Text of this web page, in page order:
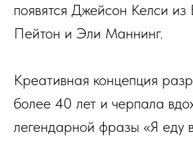
появятся Джейсон Келси из
Пейтон и Эли Маннинг.
Креативная концепция
более 40 лет и черпала
легендарной фразы «Я еду